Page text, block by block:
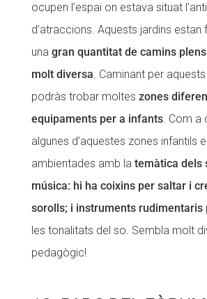
ocupen l’espai on estava situat
d’atraccions. Aquests jardins
una gran quantitat de camins
molt diversa. Caminant per
podràs trobar moltes zones
equipaments per a infants. Com a
algunes d’aquestes zones infantils
ambientades amb latemàtica dels
música: hi ha coixins per saltar i
sorolls; i instruments rudimentaris
les tonalitats del so. Sembla molt
pedagògic!